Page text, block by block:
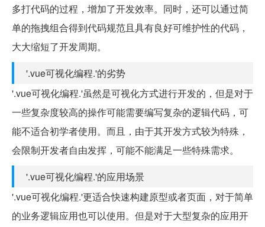
多打代码的过程，增加了开发效率。同时，还可以通过简
单的拖拽组合得到代码规范且具有良好可维护性的代码，
大大缩短了开发周期。
'.vue可视化编程.'的劣势
'.vue可视化编程.'虽然是可视化方式进行开发的，但是对于
一些复杂度较高的操作可能需要编写复杂的逻辑代码，可
能不适合初学者使用。而且，由于其开发方式较为特殊，
会限制开发者自由发挥，可能不能满足一些特殊需求。
'.vue可视化编程.'的应用场景
'.vue可视化编程.'更适合快速构建原型或者页面，对于简单
的业务逻辑应用也可以使用。但是对于大型复杂的应用开